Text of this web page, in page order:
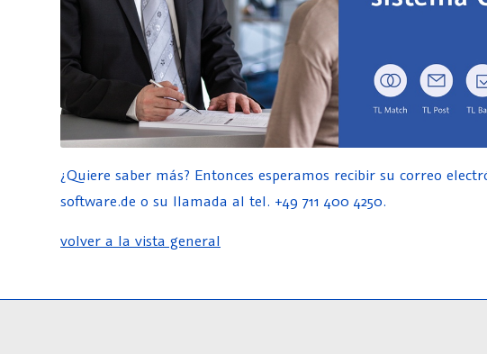
¿Quiere saber más? Entonces esperamos recibir su correo
software.de o su llamada al tel. +49 711 400 4250.
volver a la vista general